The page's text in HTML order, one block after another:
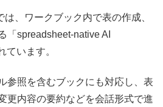
、ワークブック内で表の作成、
「spreadsheet-native AI
ています。
参照を含むブックにも対応し、表
更内容の要約などを会話形式で進